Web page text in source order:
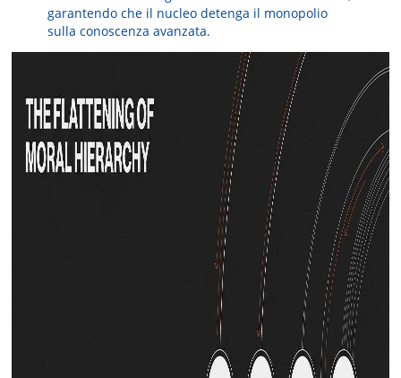
garantendo che il nucleo detenga il monopolio
sulla conoscenza avanzata.